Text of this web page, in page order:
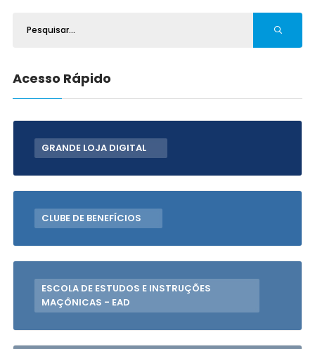
Acesso Rápido
GRANDE LOJA DIGITAL
CLUBE DE BENEFÍCIOS
ESCOLA DE ESTUDOS E INSTRUÇÕES
MAÇÔNICAS - EAD